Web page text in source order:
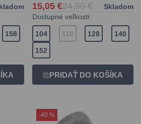
158
15,05 €24,90 €
Skladom
Dostupné veľkosti:
104 116 128 140
152
-40 %